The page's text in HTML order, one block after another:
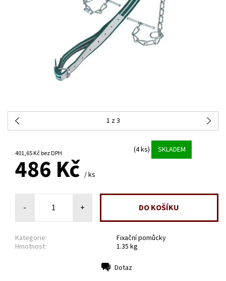
1 z 3
401,65 Kč bez DPH (4 ks) SKLADEM
486 Kč / ks
- +
Kategorie:
Fixační pomůcky
Hmotnost:
1.35 kg
Dotaz